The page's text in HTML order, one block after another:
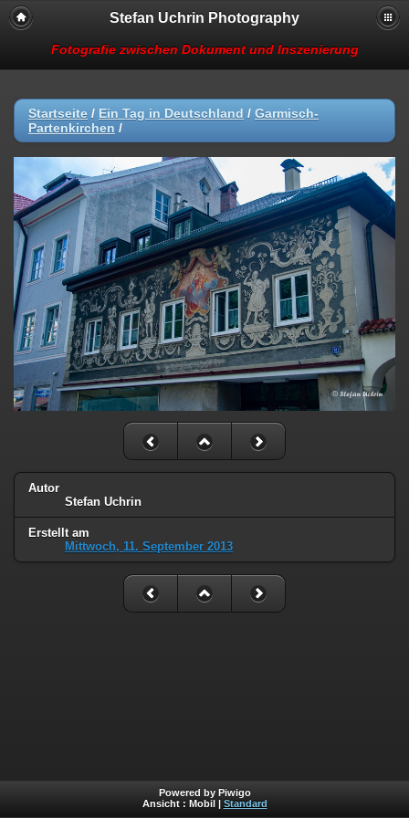
Stefan Uchrin Photography
Fotografie zwischen Dokument und Inszenierung
Startseite / Ein Tag in Deutschland / Garmisch-
Partenkirchen /
Autor
Stefan Uchrin
Erstellt am
Mittwoch, 11. September 2013
Powered by Piwigo
Ansicht : Mobil Standard